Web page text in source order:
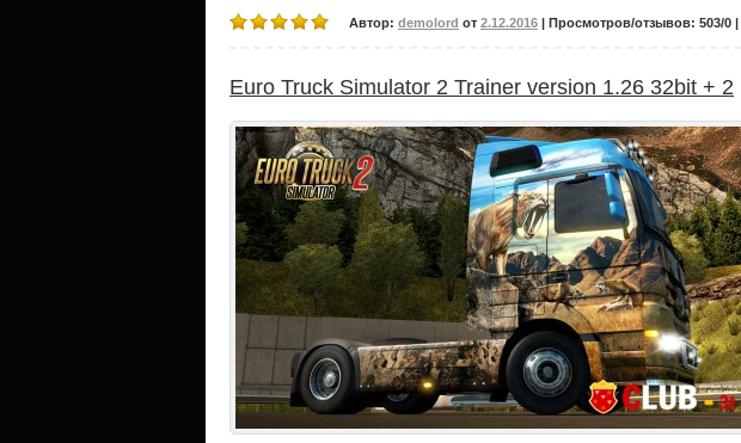
Автор: demolord от 2.12.2016 | Просмотров/отзывов: 503/0 |
Euro Truck Simulator 2 Trainer version 1.26 32bit + 2